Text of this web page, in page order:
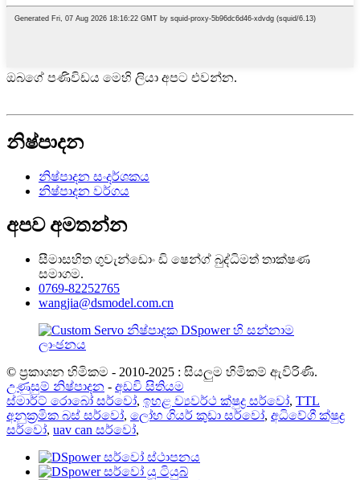
ඔබගේ පණිවිඩය මෙහි ලියා අපට එවන්න.
නිෂ්පාදන
නිෂ්පාදන සංදර්ශකය
නිෂ්පාදන වර්ගය
අපව අමතන්න
සීමාසහිත ගුවැන්ඩොං ඩි ෂෙන්ග් බුද්ධිමත් තාක්ෂණ
සමාගම.
0769-82252765
wangjia@dsmodel.com.cn
© ප්‍රකාශන හිමිකම - 2010-2025 : සියලුම හිමිකම් ඇවිරිණි.
උණුසුම් නිෂ්පාදන - අඩවි සිතියම
ස්මාර්ට් රොබෝ සර්වෝ, ඉහළ ව්‍යවර්ථ ක්ෂුද්‍ර සර්වෝ, TTL
අනුක්‍රමික බස් සර්වෝ, ලෝහ ගියර් කුඩා සර්වෝ, අධිවේගී ක්ෂුද්‍ර
සර්වෝ, uav can සර්වෝ,